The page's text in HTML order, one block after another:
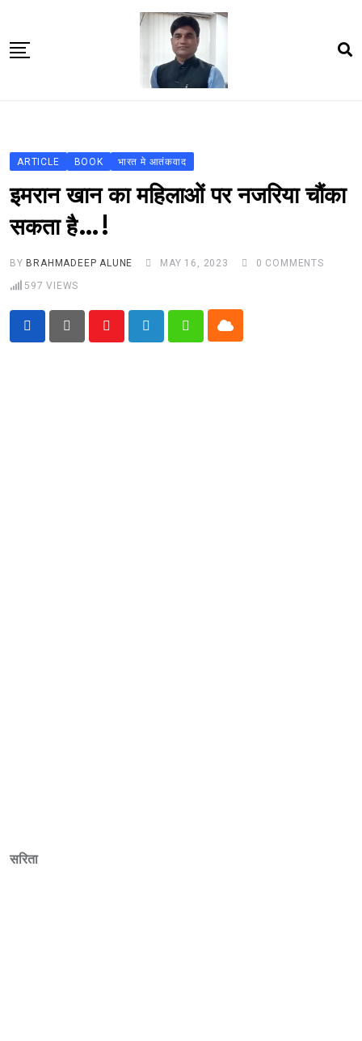
content
Article
book
news videos
jaan video album
Contact Us
ARTICLE BOOK भारत मे आतंकवाद
इमरान खान का महिलाओं पर नजरिया चौंका
सकता है…!
BY BRAHMADEEP ALUNE MAY 16, 2023 0 COMMENTS
597 VIEWS
Youtube LinkedIn WhatsappCloud
सरिता